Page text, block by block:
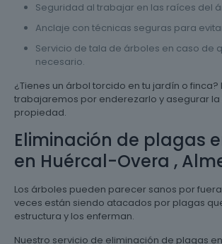
Seguridad al trabajar en las raíces del
Anclaje con técnicas seguras para
Servicio de tala de árboles en caso de
necesario.
¿Tienes un árbol torcido en tu jardín o
trabajaremos por enderezarlo y asegurar
propiedad.
Eliminación de plagas
en Huércal-Overa ,
Los árboles pueden parecer sanos por
veces están siendo atacados por plagas
estructura y los enferman.
Nuestro servicio de eliminación de plagas